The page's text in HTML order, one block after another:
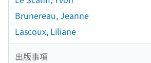
Brunereau, Jeanne
Lascoux, Liliane
出版事項